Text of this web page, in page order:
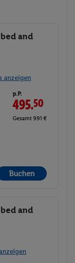
and
anzeigen
p.P.
495.50
Gesamt 991 €
Buchen
and